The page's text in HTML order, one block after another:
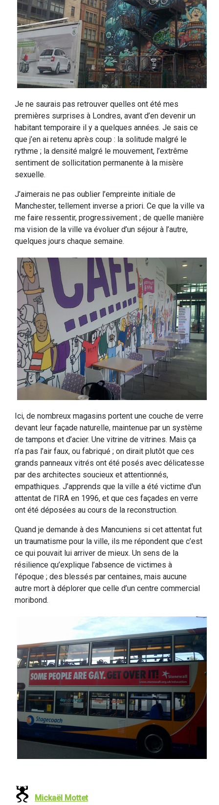
Je ne saurais pas retrouver quelles ont été mes
premières surprises à Londres, avant d’en devenir un
habitant temporaire il y a quelques années. Je sais ce
que j’en ai retenu après coup : la solitude malgré le
rythme ; la densité malgré le mouvement, l’extrême
sentiment de sollicitation permanente à la misère
sexuelle.
J’aimerais ne pas oublier l’empreinte initiale de
Manchester, tellement inverse a priori. Ce que la ville va
me faire ressentir, progressivement ; de quelle manière
ma vision de la ville va évoluer d’un séjour à l’autre,
quelques jours chaque semaine.
Ici, de nombreux magasins portent une couche de verre
devant leur façade naturelle, maintenue par un système
de tampons et d’acier. Une vitrine de vitrines. Mais ça
n’a pas l’air faux, ou fabriqué ; on dirait plutôt que ces
grands panneaux vitrés ont été posés avec délicatesse
par des architectes soucieux et attentionnés,
empathiques. J’apprends que la ville a été victime d'un
attentat de l'IRA en 1996, et que ces façades en verre
ont été déposées au cours de la reconstruction.
Quand je demande à des Mancuniens si cet attentat fut
un traumatisme pour la ville, ils me répondent que c’est
ce qui pouvait lui arriver de mieux. Un sens de la
résilience qu’explique l’absence de victimes à
l’époque ; des blessés par centaines, mais aucune
autre mort à déplorer que celle d’un centre commercial
moribond.
Mickaël Mottet